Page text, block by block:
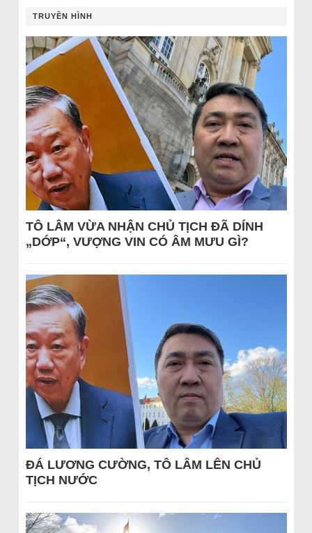
TRUYỀN HÌNH
TÔ LÂM VỪA NHẬN CHỦ TỊCH ĐÃ DÍNH
„DỚP“, VƯỢNG VIN CÓ ÂM MƯU GÌ?
ĐÁ LƯƠNG CƯỜNG, TÔ LÂM LÊN CHỦ
TỊCH NƯỚC